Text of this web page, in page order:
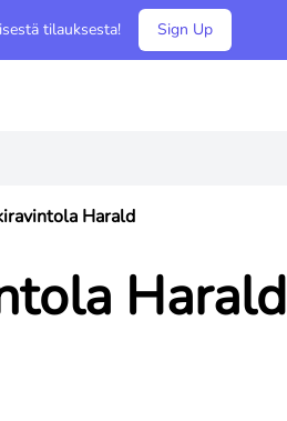
tilauksesta! Sign Up
Harald
Harald